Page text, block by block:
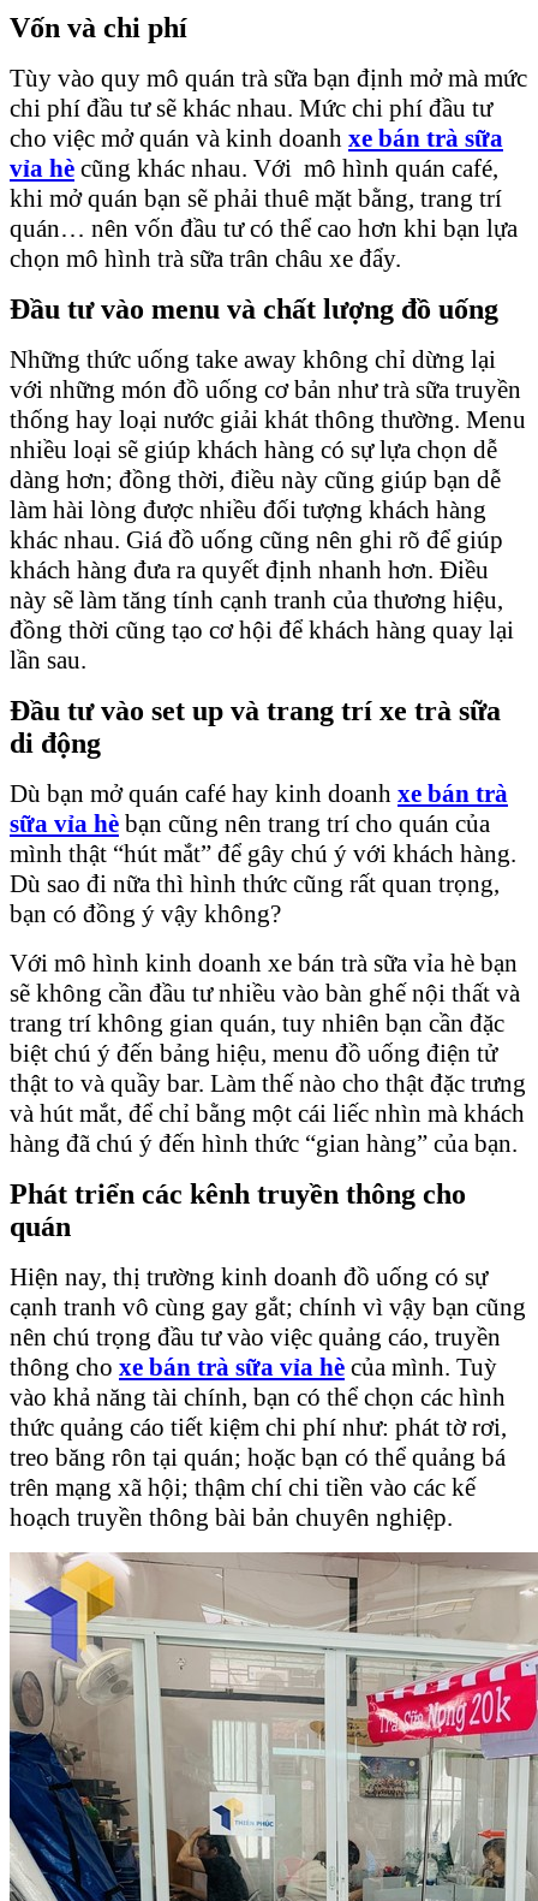
Vốn và chi phí
Tùy vào quy mô quán trà sữa bạn định mở mà mức
chi phí đầu tư sẽ khác nhau. Mức chi phí đầu tư
cho việc mở quán và kinh doanh xe bán trà sữa
vỉa hè cũng khác nhau. Với mô hình quán café,
khi mở quán bạn sẽ phải thuê mặt bằng, trang trí
quán… nên vốn đầu tư có thể cao hơn khi bạn lựa
chọn mô hình trà sữa trân châu xe đẩy.
Đầu tư vào menu và chất lượng đồ uống
Những thức uống take away không chỉ dừng lại
với những món đồ uống cơ bản như trà sữa truyền
thống hay loại nước giải khát thông thường. Menu
nhiều loại sẽ giúp khách hàng có sự lựa chọn dễ
dàng hơn; đồng thời, điều này cũng giúp bạn dễ
làm hài lòng được nhiều đối tượng khách hàng
khác nhau. Giá đồ uống cũng nên ghi rõ để giúp
khách hàng đưa ra quyết định nhanh hơn. Điều
này sẽ làm tăng tính cạnh tranh của thương hiệu,
đồng thời cũng tạo cơ hội để khách hàng quay lại
lần sau.
Đầu tư vào set up và trang trí xe trà sữa
di động
Dù bạn mở quán café hay kinh doanh xe bán trà
sữa vỉa hè bạn cũng nên trang trí cho quán của
mình thật “hút mắt” để gây chú ý với khách hàng.
Dù sao đi nữa thì hình thức cũng rất quan trọng,
bạn có đồng ý vậy không?
Với mô hình kinh doanh xe bán trà sữa vỉa hè bạn
sẽ không cần đầu tư nhiều vào bàn ghế nội thất và
trang trí không gian quán, tuy nhiên bạn cần đặc
biệt chú ý đến bảng hiệu, menu đồ uống điện tử
thật to và quầy bar. Làm thế nào cho thật đặc trưng
và hút mắt, để chỉ bằng một cái liếc nhìn mà khách
hàng đã chú ý đến hình thức “gian hàng” của bạn.
Phát triển các kênh truyền thông cho
quán
Hiện nay, thị trường kinh doanh đồ uống có sự
cạnh tranh vô cùng gay gắt; chính vì vậy bạn cũng
nên chú trọng đầu tư vào việc quảng cáo, truyền
thông cho xe bán trà sữa vỉa hè của mình. Tuỳ
vào khả năng tài chính, bạn có thể chọn các hình
thức quảng cáo tiết kiệm chi phí như: phát tờ rơi,
treo băng rôn tại quán; hoặc bạn có thể quảng bá
trên mạng xã hội; thậm chí chi tiền vào các kế
hoạch truyền thông bài bản chuyên nghiệp.